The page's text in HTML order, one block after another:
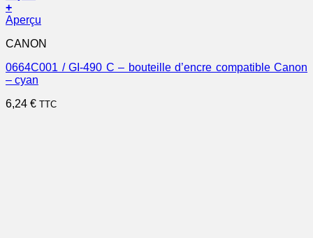
+
Aperçu
CANON
0664C001 / GI-490 C – bouteille d’encre compatible Canon
– cyan
6,24 € TTC